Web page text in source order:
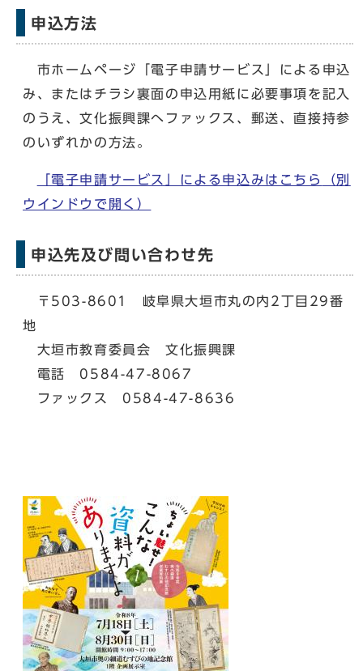
申込方法
市ホームページ「電子申請サービス」による申込
み、またはチラシ裏面の申込用紙に必要事項を記入
のうえ、文化振興課へファックス、郵送、直接持参
のいずれかの方法。
「電子申請サービス」による申込みはこちら
（別
ウインドウで開く）
申込先及び問い合わせ先
〒503-8601 岐阜県大垣市丸の内2丁目29番
地
大垣市教育委員会 文化振興課
電話 0584-47-8067
ファックス 0584-47-8636